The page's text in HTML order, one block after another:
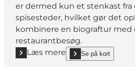
er dermed kun et stenkast fra
spisesteder, hvilket gør det
kombinere en biograftur med
restaurantbesøg.
Læs mere
Læs mere "Bio Næstved"
Se på kort
show Bio Næstved